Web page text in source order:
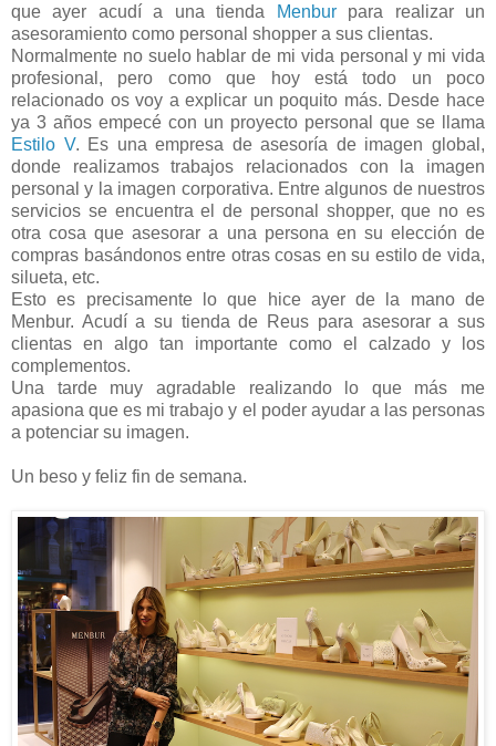
que ayer acudí a una tienda Menburpara realizar un
asesoramiento como personal shopper a sus clientas.
Normalmente no suelo hablar de mi vida personal y mi vida
profesional, pero como que hoy está todo un poco
relacionado os voy a explicar un poquito más. Desde hace
ya 3 años empecé con un proyecto personal que se llama
Estilo V. Es una empresa de asesoría de imagen global,
donde realizamos trabajos relacionados con la imagen
personal y la imagen corporativa. Entre algunos de nuestros
servicios se encuentra el de personal shopper, que no es
otra cosa que asesorar a una persona en su elección de
compras basándonos entre otras cosas en su estilo de vida,
silueta, etc.
Esto es precisamente lo que hice ayer de la mano de
Menbur. Acudí a su tienda de Reus para asesorar a sus
clientas en algo tan importante como el calzado y los
complementos.
Una tarde muy agradable realizando lo que más me
apasiona que es mi trabajo y el poder ayudar a las personas
a potenciar su imagen.
Un beso y feliz fin de semana.